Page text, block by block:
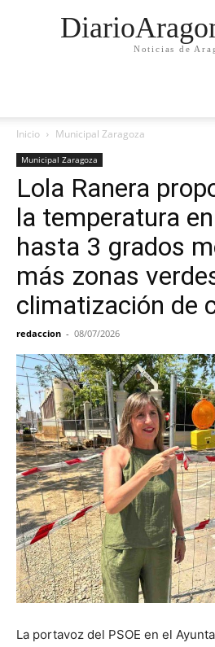
Noticias de
Inicio Municipal Zaragoza
Municipal Zaragoza
Lola Ranera
la temperatura
hasta 3 grados
más zonas
climatización de
redaccion - 08/07/2026
La portavoz del PSOE en el